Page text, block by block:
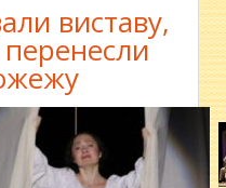
виставу,
перенесли